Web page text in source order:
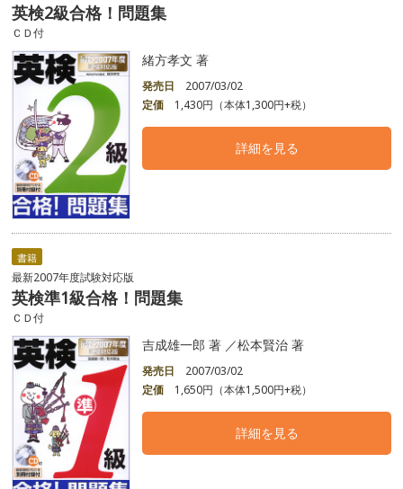
英検2級合格！問題集
ＣＤ付
緒方孝文 著
発売日
2007/03/02
定価
1,430円（本体1,300円+税）
詳細を見る
書籍
最新2007年度試験対応版
英検準1級合格！問題集
ＣＤ付
吉成雄一郎 著 ／松本賢治 著
発売日
2007/03/02
定価
1,650円（本体1,500円+税）
詳細を見る